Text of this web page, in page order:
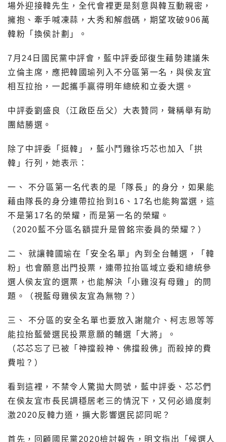
場外迎接韓先生，全代會裡更是刻意與韓互動親密，
擁抱、牽手喊凍蒜，大秀和解戲碼，期望攻破906萬
韓粉「換侯計劃」。
7月24日國民黨中評會，藍中評委邱復生藉勢建議朱
立倫主席，應把韓國瑜列入不分區第一名，與侯友宜
相互拉抬，一起攜手贏得明年總統和立委大選。
中評委劉盛良（江啟臣岳父）大表贊同，聲稱舉有助
團結勝選。
除了中評委「挺韓」，藍小鬥雞徐巧芯也加入「拱
韓」行列，她表示：
一、 不分區第一名代表的是「隊長」的身分，如果能
藉由隊長的身分連帶拉抬到16、17名也能夠當選，這
不是第17名的榮耀，而是第一名的榮耀。
（2020藍不分區名額提升是曾銘宗委員的榮耀？）
二、 就讓韓國瑜在「安全名單」內到全台輔選，「韓
粉」也會願意出門投票，連帶拉抬區域立委和總統參
選人侯友宜的選票，也能解決「小雞沒有母雞」的問
題。（視藍母雞侯友宜為無物？）
三、 不分區的安全名單也要放入謝龍介、柯志恩等等
能拉抬藍營選民投票意願的輔選「大將」。
（芯芯忘了已被「神擋殺神、佛擋殺佛」而殺掉的費
費啦？）
看到這裡，不禁令人驚拋大問號，藍中評委、芯芯們
在侯友宜市長民調穩居老三的情況下，又何必過度刺
激2020反韓力道，擴大影響選民認同呢？
首先，回顧國民黨2020檢討報告，明文指出「候選人